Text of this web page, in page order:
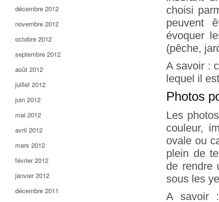
décembre 2012
novembre 2012
octobre 2012
septembre 2012
août 2012
juillet 2012
juin 2012
mai 2012
avril 2012
mars 2012
février 2012
janvier 2012
décembre 2011
choisi
peuvent
évoquer
(pêche,
A savoir :
lequel il
Photos
Les
couleur,
ovale ou
plein de
de rendre
sous les
A savoir